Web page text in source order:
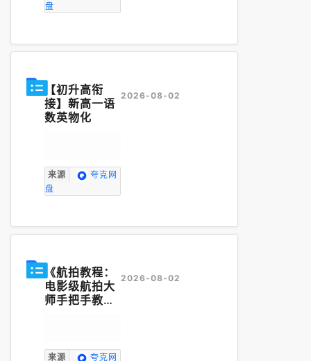
盘
【初升高衔
接】新高一语
数英物化
来源
夸克网
盘
2026-08-02
《航拍教程：
电影级航拍大
师手把手教
来源
夸克网
2026-08-02